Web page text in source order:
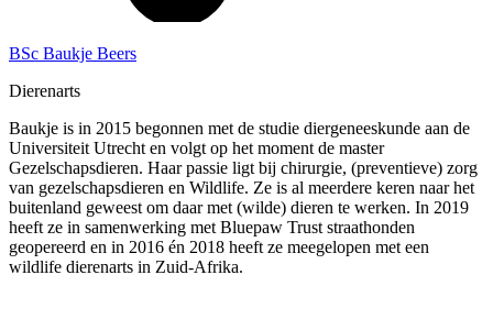
BSc Baukje Beers
Dierenarts
Baukje is in 2015 begonnen met de studie diergeneeskunde aan de
Universiteit Utrecht en volgt op het moment de master
Gezelschapsdieren. Haar passie ligt bij chirurgie, (preventieve) zorg
van gezelschapsdieren en Wildlife. Ze is al meerdere keren naar het
buitenland geweest om daar met (wilde) dieren te werken. In 2019
heeft ze in samenwerking met Bluepaw Trust straathonden
geopereerd en in 2016 én 2018 heeft ze meegelopen met een
wildlife dierenarts in Zuid-Afrika.